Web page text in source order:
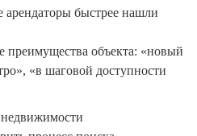
арендаторы быстрее нашли
преимущества объекта: «новый
«в шаговой доступности
недвижимости